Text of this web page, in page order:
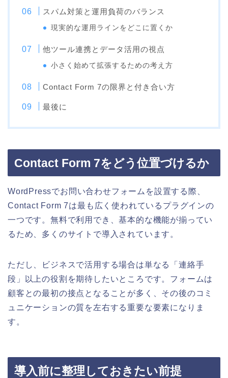
スパム対策と運用負荷のバランス
現実的な運用ラインをどこに置くか
他ツール連携とデータ活用の視点
小さく始めて拡張するための考え方
Contact Form 7の限界と付き合い方
最後に
Contact Form 7をどう位置づけるか
WordPressでお問い合わせフォームを設置する際、
Contact Form 7は最も広く使われているプラグインの
一つです。無料で利用でき、基本的な機能が揃ってい
るため、多くのサイトで導入されています。
ただし、ビジネスで活用する場合は単なる「連絡手
段」以上の役割を期待したいところです。フォームは
顧客との最初の接点となることが多く、その後のコミ
ュニケーションの質を左右する重要な要素になりま
す。
導入前に整理しておきたい前提